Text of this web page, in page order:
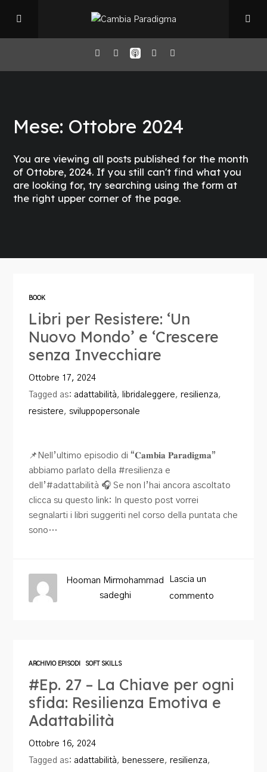
Il Podcast
Chi sono
Episodi
Contatti
Mese: Ottobre 2024
You are viewing all posts published for the month
of Ottobre, 2024. If you still can't find what you
are looking for, try searching using the form at
the right upper corner of the page.
BOOK
Libri per Resistere: ‘Un
Nuovo Mondo’ e ‘Crescere
senza Invecchiare
Ottobre 17, 2024
Tagged as: adattabilità, libridaleggere,resilienza,
resistere,sviluppopersonale
📌Nell’ultimo episodio di “𝐂𝐚𝐦𝐛𝐢𝐚 𝐏𝐚𝐫𝐚𝐝𝐢𝐠𝐦𝐚”
abbiamo parlato della #resilienza e
dell’#adattabilità 🎧 Se non l’hai ancora ascoltato
clicca su questo link: In questo post vorrei
segnalarti i libri suggeriti nel corso della puntata che
sono…
Lascia un
commento
Hooman Mirmohammad
sadeghi
ARCHIVIO EPISODI SOFT SKILLS
#Ep. 27 – La Chiave per ogni
sfida: Resilienza Emotiva e
Adattabilità
Ottobre 16, 2024
Tagged as: adattabilità, benessere,resilienza,